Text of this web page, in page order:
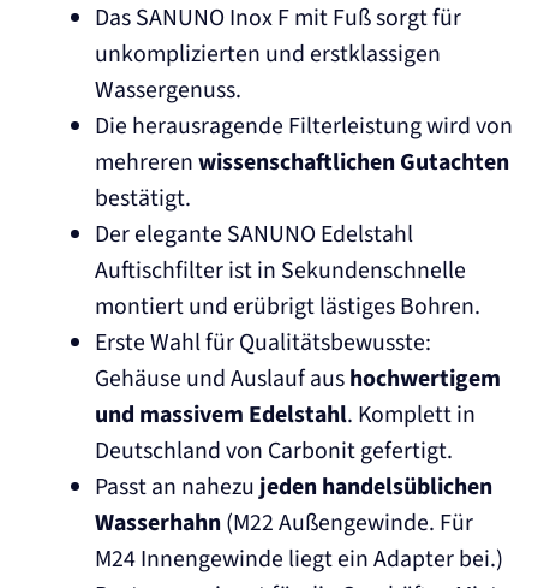
Das SANUNO Inox F mit Fuß sorgt für
unkomplizierten und erstklassigen
Wassergenuss.
Die herausragende Filterleistung wird von
mehrerenwissenschaftlichen Gutachten
bestätigt.
Der elegante SANUNO Edelstahl
Auftischfilter ist in Sekundenschnelle
montiert und erübrigt lästiges Bohren.
Erste Wahl für Qualitätsbewusste:
Gehäuse und Auslauf aushochwertigem
und massivem Edelstahl. Komplett in
Deutschland von Carbonit gefertigt.
Passt an nahezujeden handelsüblichen
Wasserhahn(M22 Außengewinde. Für
M24 Innengewinde liegt ein Adapter bei.)